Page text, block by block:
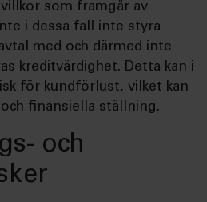
som framgår av
i dessa fall inte styra
med och därmed inte
kreditvärdighet. Detta kan i
för kundförlust, vilket kan
finansiella ställning.
och